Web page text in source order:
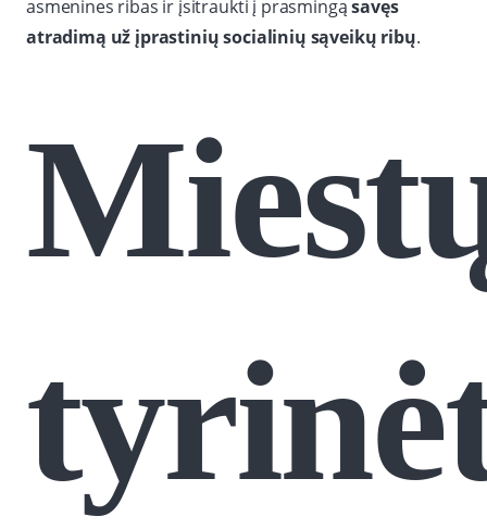
asmenines ribas ir įsitraukti į prasmingąsavęs
atradimą už įprastinių socialinių sąveikų ribų.